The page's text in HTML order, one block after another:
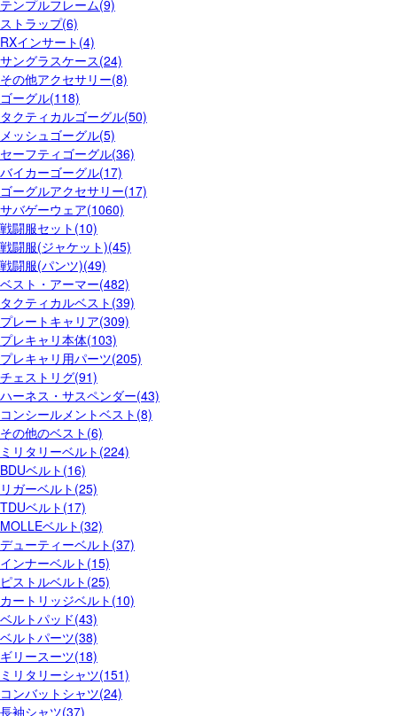
テンプルフレーム(9)
ストラップ(6)
RXインサート(4)
サングラスケース(24)
その他アクセサリー(8)
ゴーグル(118)
タクティカルゴーグル(50)
メッシュゴーグル(5)
セーフティゴーグル(36)
バイカーゴーグル(17)
ゴーグルアクセサリー(17)
サバゲーウェア(1060)
戦闘服セット(10)
戦闘服(ジャケット)(45)
戦闘服(パンツ)(49)
ベスト・アーマー(482)
タクティカルベスト(39)
プレートキャリア(309)
プレキャリ本体(103)
プレキャリ用パーツ(205)
チェストリグ(91)
ハーネス・サスペンダー(43)
コンシールメントベスト(8)
その他のベスト(6)
ミリタリーベルト(224)
BDUベルト(16)
リガーベルト(25)
TDUベルト(17)
MOLLEベルト(32)
デューティーベルト(37)
インナーベルト(15)
ピストルベルト(25)
カートリッジベルト(10)
ベルトパッド(43)
ベルトパーツ(38)
ギリースーツ(18)
ミリタリーシャツ(151)
コンバットシャツ(24)
長袖シャツ(37)